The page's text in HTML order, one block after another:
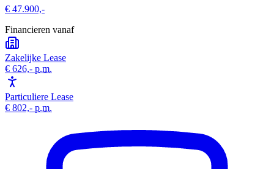
€ 47.900,-
Financieren vanaf
Zakelijke Lease
€ 626,- p.m.
Particuliere Lease
€ 802,- p.m.